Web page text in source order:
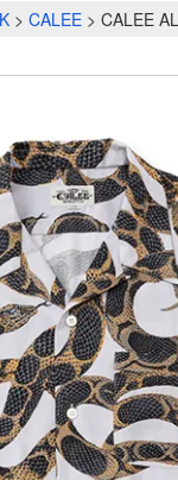
CALEE CALEE